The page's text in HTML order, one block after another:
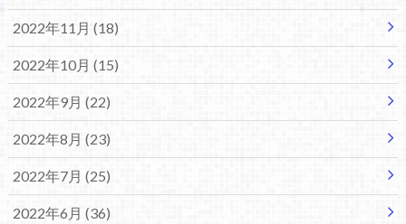
2022年11月 (18)
2022年10月 (15)
2022年9月 (22)
2022年8月 (23)
2022年7月 (25)
2022年6月 (36)